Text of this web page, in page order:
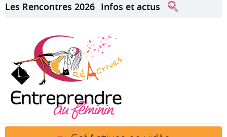
Les Rencontres 2026 Infos et actus